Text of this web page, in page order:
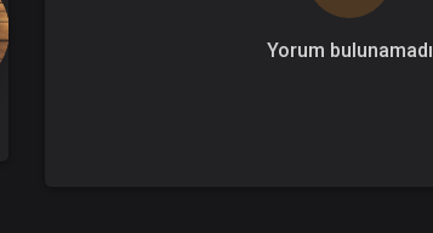
Yorum bulunamadı